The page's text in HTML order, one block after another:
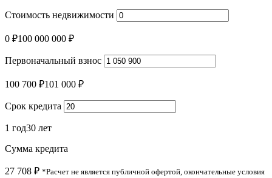
Стоимость недвижимости
0 ₽100 000 000 ₽
Первоначальный взнос
100 700 ₽101 000 ₽
Срок кредита
1 год30 лет
Сумма кредита
27 708 ₽ *Расчет не является публичной офертой, окончательные условия